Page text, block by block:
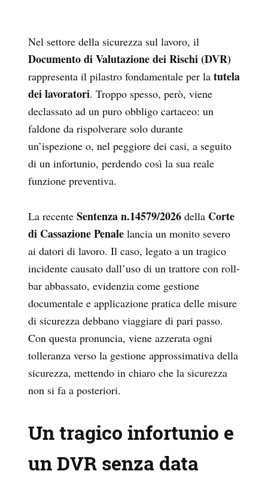
Nel settore della sicurezza sul lavoro, il
Documento di Valutazione dei Rischi (DVR)
rappresenta il pilastro fondamentale per la tutela
dei lavoratori. Troppo spesso, però, viene
declassato ad un puro obbligo cartaceo: un
faldone da rispolverare solo durante
un’ispezione o, nel peggiore dei casi, a seguito
di un infortunio, perdendo così la sua reale
funzione preventiva.
La recente Sentenza n.14579/2026 della Corte
di Cassazione Penale lancia un monito severo
ai datori di lavoro. Il caso, legato a un tragico
incidente causato dall’uso di un trattore con roll-
bar abbassato, evidenzia come gestione
documentale e applicazione pratica delle misure
di sicurezza debbano viaggiare di pari passo.
Con questa pronuncia, viene azzerata ogni
tolleranza verso la gestione approssimativa della
sicurezza, mettendo in chiaro che la sicurezza
non si fa a posteriori.
Un tragico infortunio e
un DVR senza data